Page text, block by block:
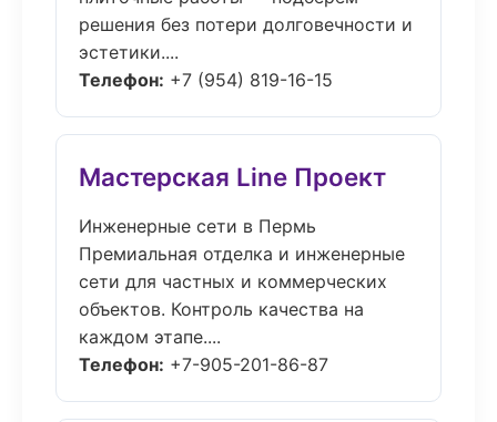
решения без потери долговечности и
эстетики....
Телефон: +7 (954) 819-16-15
Мастерская Line Проект
Инженерные сети в Пермь
Премиальная отделка и инженерные
сети для частных и коммерческих
объектов. Контроль качества на
каждом этапе....
Телефон: +7-905-201-86-87